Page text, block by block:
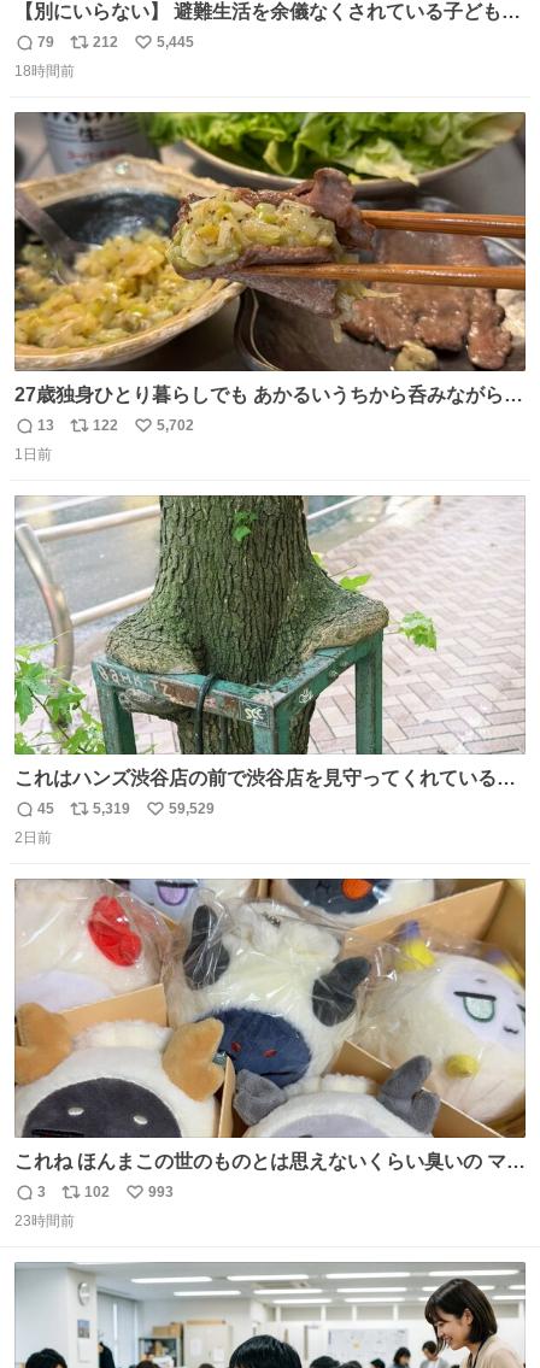
【別にいらない】 避難生活を余儀なくされている子どもた
ちのためにヒカキンボックス1000個を寄付させていただき
ました
返
信
79
リ
ポ
ト
数
212
い
数
5,445
18時間前
27歳独身ひとり暮らしでも あかるいうちから呑みながらキ
返
信
13
リ
ト
数
122
い
数
5,702
1日前
これはハンズ渋谷店の前で渋谷店を見守ってくれている
「くつろ木」。
返
信
45
リ
ト
数
5,319
い
数
59,529
2日前
これね ほんまこの世のものとは思えないくらい臭いの マジ
で、死ぬほど、臭い 中に入ってる謎スクイーズのせいなん
だけど
返
信
3
リ
ポ
ト
102
い
数
993
23時間前